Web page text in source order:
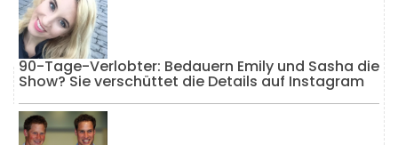
90-Tage-Verlobter: Bedauern Emily und Sasha die
Show? Sie verschüttet die Details auf Instagram